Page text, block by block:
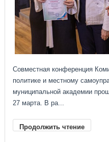
Совместная конференция
политике и местному
муниципальной академии
27 марта. В ра...
Продолжить чтение